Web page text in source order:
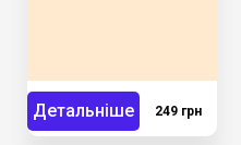
Детальніше 249 грн